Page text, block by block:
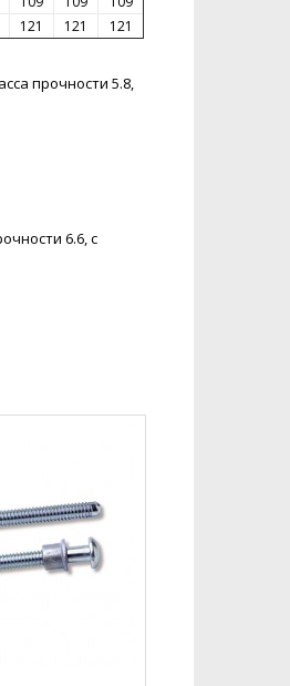
121 121 121
прочности 5.8,
6.6, с